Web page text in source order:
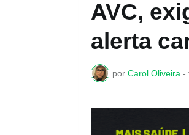
AVC,
alerta
por Carol Oliveira -